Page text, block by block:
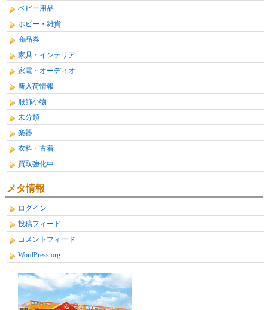
ベビー用品
ホビー・雑貨
商品券
家具・インテリア
家電・オーディオ
新入荷情報
服飾小物
未分類
楽器
衣料・古着
買取強化中
メタ情報
ログイン
投稿フィード
コメントフィード
WordPress.org